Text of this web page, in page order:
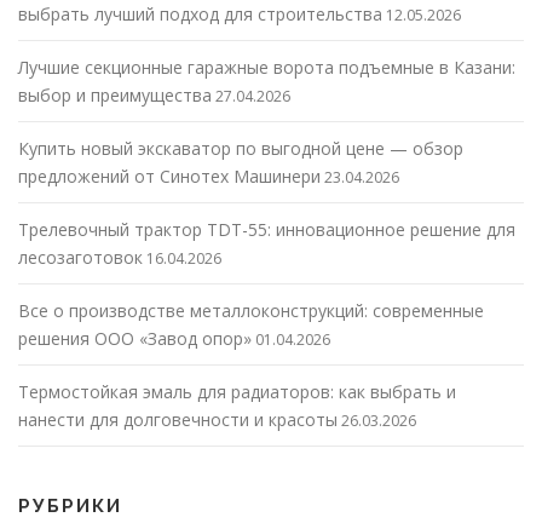
выбрать лучший подход для строительства 12.05.2026
Лучшие секционные гаражные ворота подъемные в Казани:
выбор и преимущества 27.04.2026
Купить новый экскаватор по выгодной цене — обзор
предложений от Синотех Машинери 23.04.2026
Трелевочный трактор TDT-55: инновационное решение для
лесозаготовок 16.04.2026
Все о производстве металлоконструкций: современные
решения ООО «Завод опор» 01.04.2026
Термостойкая эмаль для радиаторов: как выбрать и
нанести для долговечности и красоты 26.03.2026
РУБРИКИ